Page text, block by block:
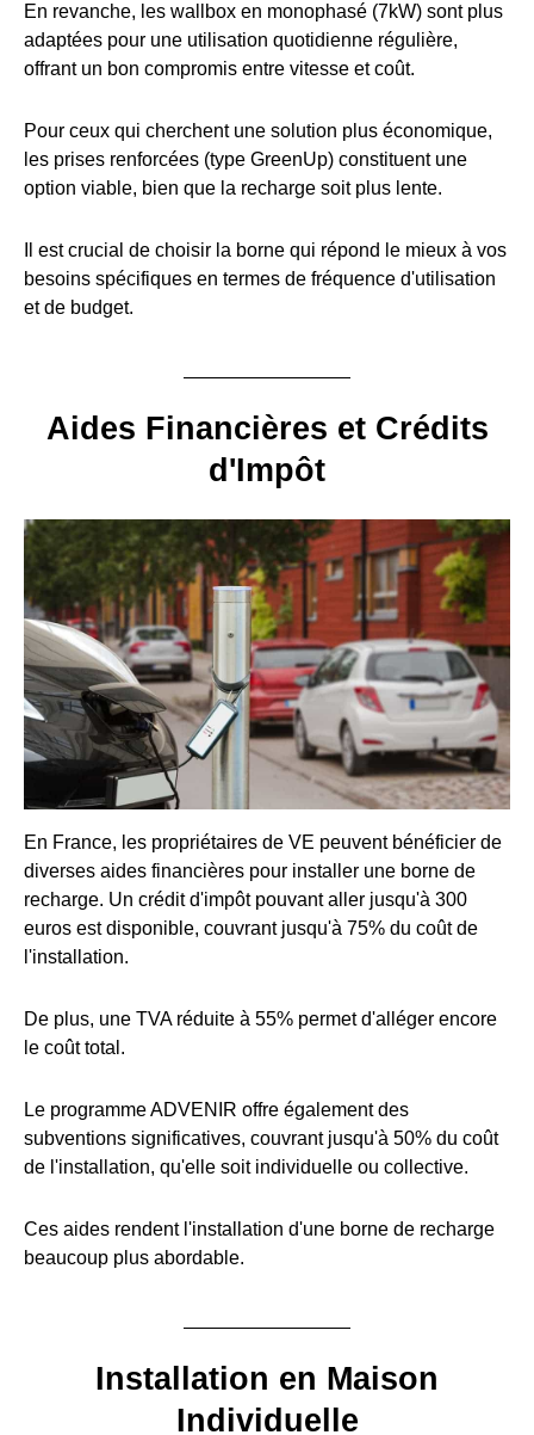
En revanche, les wallbox en monophasé (7kW) sont plus
adaptées pour une utilisation quotidienne régulière,
offrant un bon compromis entre vitesse et coût.
Pour ceux qui cherchent une solution plus économique,
les prises renforcées (type GreenUp) constituent une
option viable, bien que la recharge soit plus lente.
Il est crucial de choisir la borne qui répond le mieux à vos
besoins spécifiques en termes de fréquence d'utilisation
et de budget.
Aides Financières et Crédits
d'Impôt
En France, les propriétaires de VE peuvent bénéficier de
diverses aides financières pour installer une borne de
recharge. Un crédit d'impôt pouvant aller jusqu'à 300
euros est disponible, couvrant jusqu'à 75% du coût de
l'installation.
De plus, une TVA réduite à 55% permet d'alléger encore
le coût total.
Le programme ADVENIR offre également des
subventions significatives, couvrant jusqu'à 50% du coût
de l'installation, qu'elle soit individuelle ou collective.
Ces aides rendent l'installation d'une borne de recharge
beaucoup plus abordable.
Installation en Maison
Individuelle